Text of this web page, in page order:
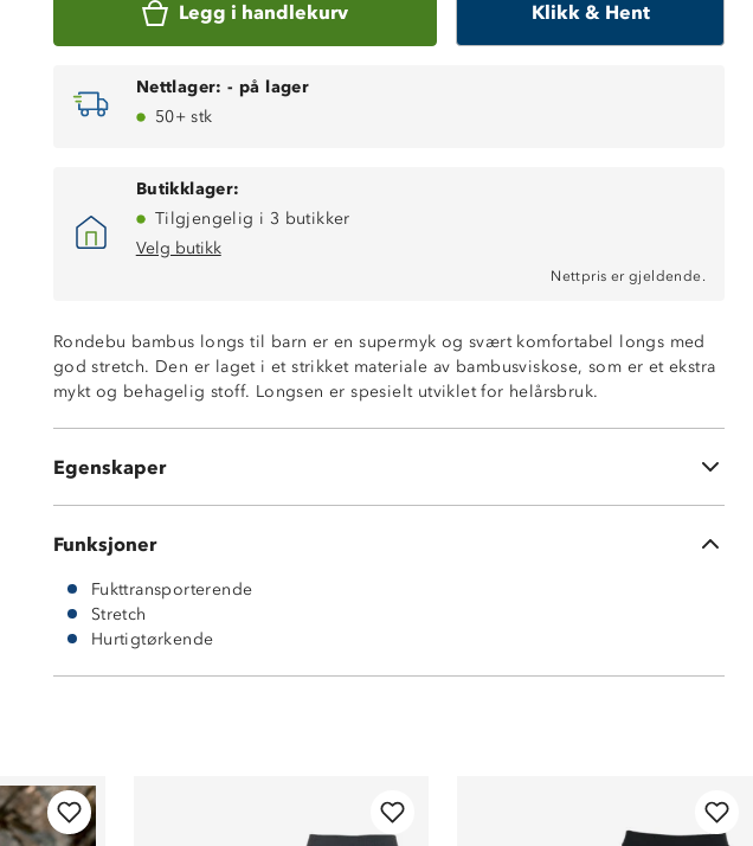
Legg i handlekurv Klikk & Hent
Nettlager: - på lager
50+ stk
Butikklager:
Tilgjengelig i 3 butikker
Velg butikk
Nettpris er gjeldende.
Rondebu bambus longs til barn er en supermyk og svært komfortabel longs med
god stretch. Den er laget i et strikket materiale av bambusviskose, som er et ekstra
mykt og behagelig stoff. Longsen er spesielt utviklet for helårsbruk.
Egenskaper
Tørker raskt.
Tørketromling er ikke nødvendig
Holder seg mykt uten bruk av tøymykner
Et garantert kløfritt alternativ til ull
Funksjoner
Fukttransporterende
Stretch
Hurtigtørkende